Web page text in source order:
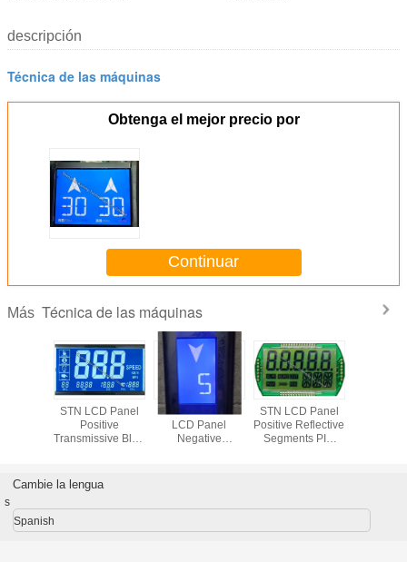
descripción
Técnica de las máquinas
Obtenga el mejor precio por
Continuar
Más Técnica de las máquinas
STN LCD Panel
Positive
Transmissive Blue
KDF0511 STN
LCD Panel
Negative
STN LCD Panel
Positive Reflective
Segments PIN
Cambie la lengua
s
Spanish